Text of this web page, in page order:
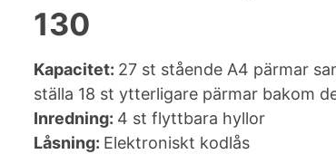
130
Kapacitet: 27 st stående A4 pärmar
ställa 18 st ytterligare pärmar bakom
Inredning: 4 st flyttbara hyllor
Låsning: Elektroniskt kodlås